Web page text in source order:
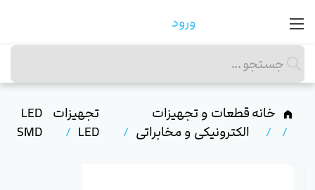
ورود
خانهقطعات و تجهیزات
الکترونیکی و مخابراتی
تجهیزات
LED
LED
SMD